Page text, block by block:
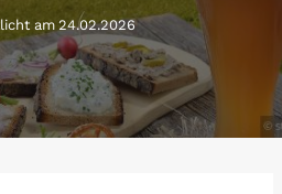
am 24.02.2026